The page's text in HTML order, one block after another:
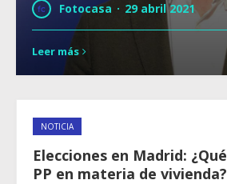
Fotocasa · 29 abril 2021
Leer más
NOTICIA
Elecciones en Madrid:
PP en materia de vivienda?